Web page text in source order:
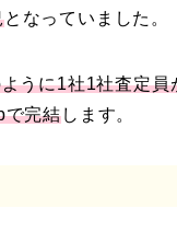
となっていました。
うに1社1社査定
で完結します。